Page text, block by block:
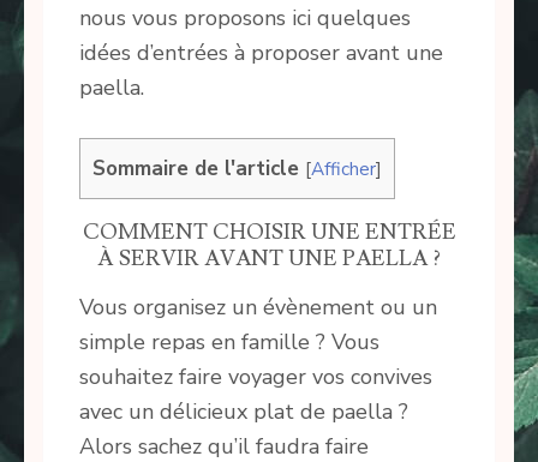
nous vous proposons ici quelques
idées d’entrées à proposer avant une
paella.
Sommaire de l'article [Afficher]
COMMENT CHOISIR UNE ENTRÉE
À SERVIR AVANT UNE PAELLA ?
Vous organisez un évènement ou un
simple repas en famille ? Vous
souhaitez faire voyager vos convives
avec un délicieux plat de paella ?
Alors sachez qu’il faudra faire